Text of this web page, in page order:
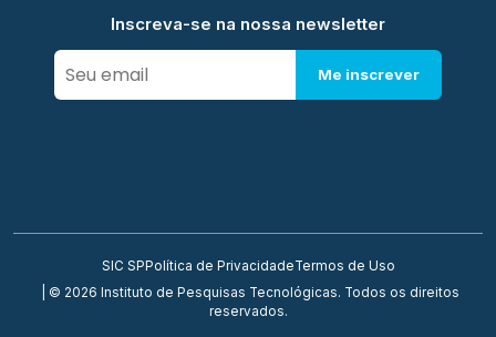
Inscreva-se na nossa newsletter
Me inscrever
SIC SP Política de PrivacidadeTermos de Uso
| © 2026 Instituto de Pesquisas Tecnológicas. Todos os direitos
reservados.